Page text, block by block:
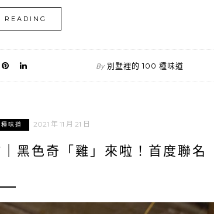
READING
By 別墅裡的 100 種味道
味道 2021 年 11 月 21 日
黑色奇「雞」來啦！首度聯名